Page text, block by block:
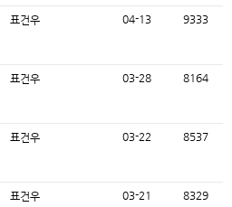
표건우 04-13 9333
표건우 03-28 8164
표건우 03-22 8537
표건우 03-21 8329